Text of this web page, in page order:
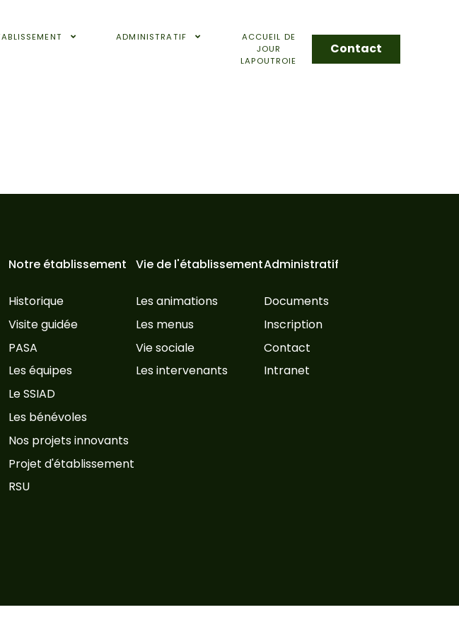
ADMINISTRATIF
ACCUEIL DE
JOUR
LAPOUTROIE
Contact
Notre établissement
Historique
Visite guidée
PASA
Les équipes
Le SSIAD
Les bénévoles
Nos projets innovants
Projet d'établissement
RSU
Vie de l'établissement
Les animations
Les menus
Vie sociale
Les intervenants
Administratif
Documents
Inscription
Contact
Intranet